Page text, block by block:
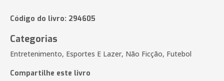
Código do livro: 294605
Categorias
Entretenimento, Esportes E Lazer, Não Ficção, Futebol
Compartilhe este livro